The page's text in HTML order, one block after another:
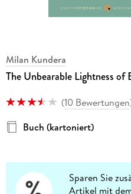
Milan Kundera
The Unbearable Lightness of
(10 Bewertungen
Buch (kartoniert)
Sparen Sie
Artikel mit